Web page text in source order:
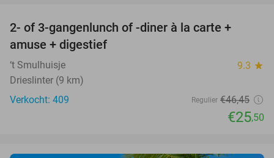
2- of 3-gangenlunch of -diner à la carte +
amuse + digestief
‘t Smulhuisje 9.3 star
Drieslinter (9 km)
Verkocht: 409
Regulier €46,45
€25,50